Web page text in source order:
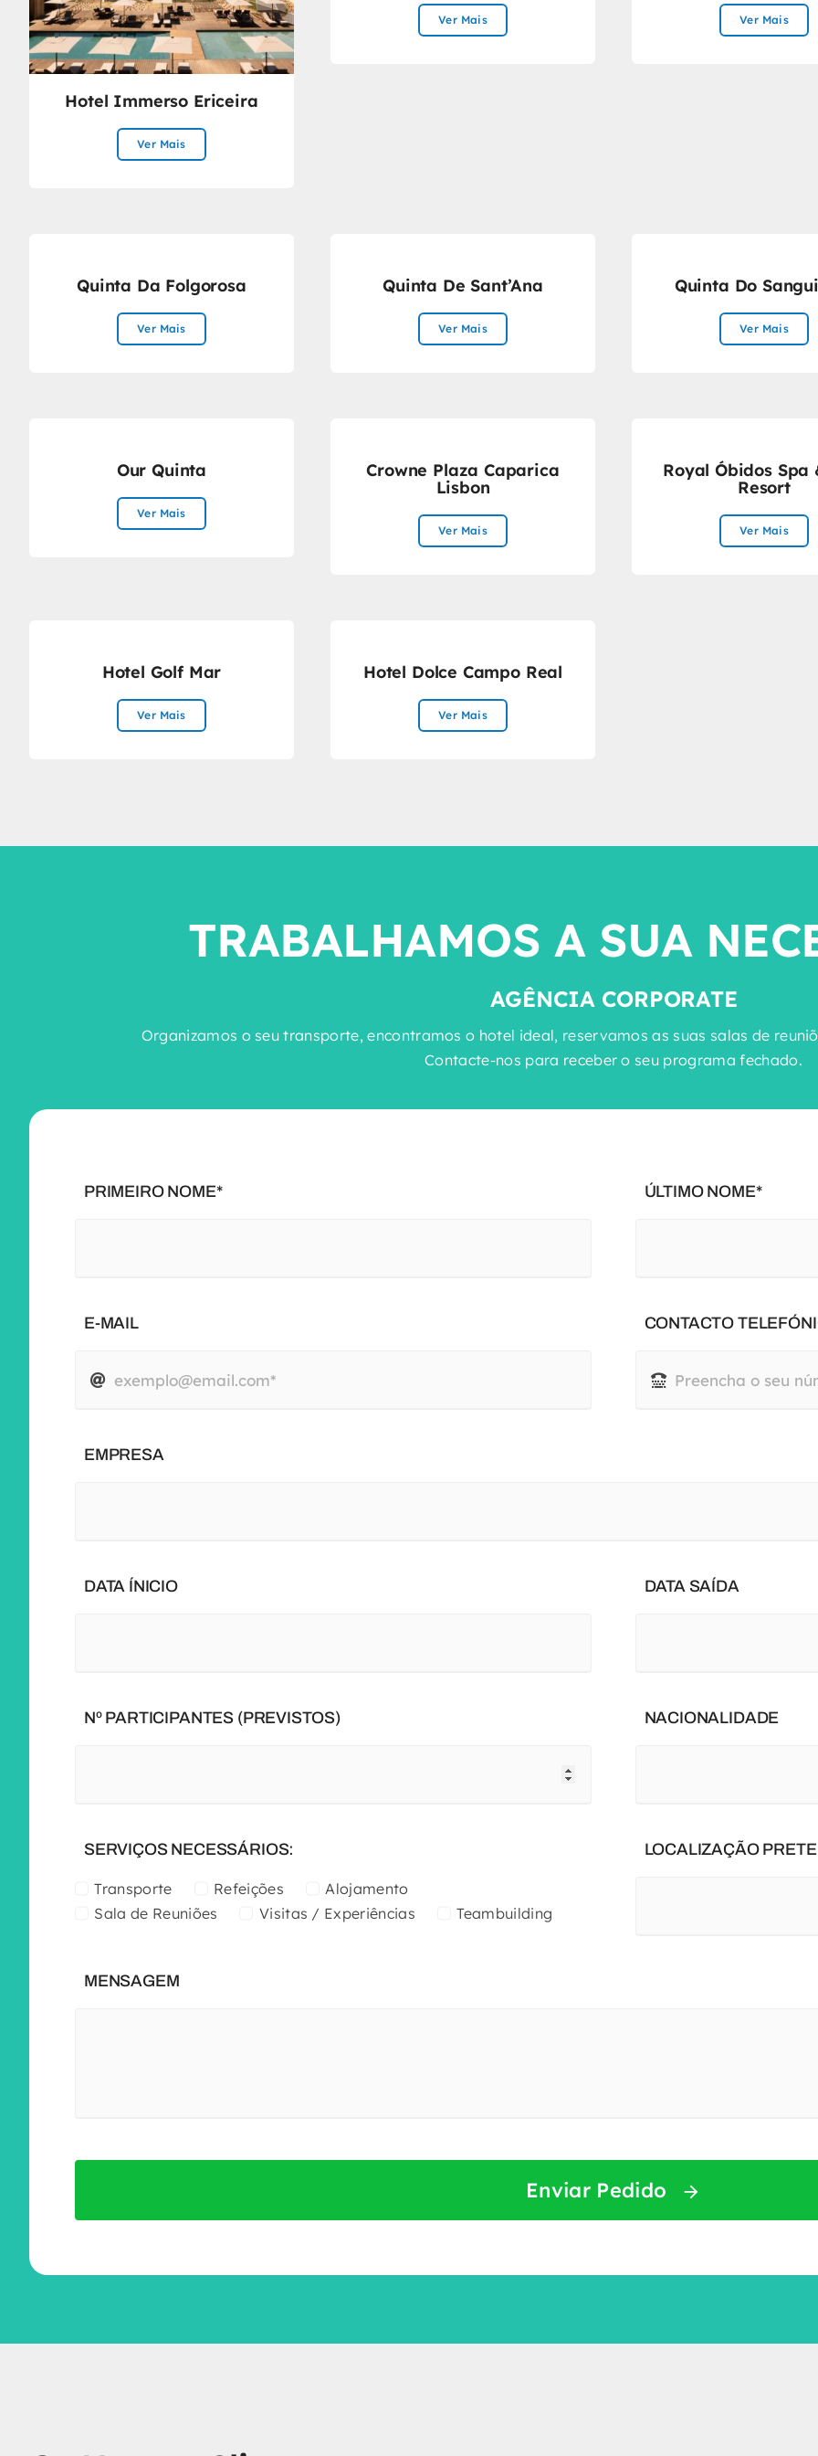
Hotel Immerso Ericeira
Ver Mais
Ver Mais Ver Mais
Quinta Da Folgorosa
Ver Mais
Quinta De Sant’Ana
Ver Mais
Quinta Do
Ver Mais
Our Quinta
Ver Mais
Crowne Plaza Caparica
Lisbon
Ver Mais
Royal Óbidos Spa
Resort
Ver Mais
Hotel Golf Mar
Ver Mais
Hotel Dolce Campo Real
Ver Mais
TRABALHAMOS A SUA
AGÊNCIA CORPORATE
Organizamos o seu transporte, encontramos o hotel ideal, reservamos as suas salas de
Contacte-nos para receber o seu programa fechado.
PRIMEIRO NOME* ÚLTIMO NOME*
E-MAIL CONTACTO
EMPRESA
DATA ÍNICIO DATA SAÍDA
Nº PARTICIPANTES (PREVISTOS) NACIONALIDADE
SERVIÇOS NECESSÁRIOS:
Transporte Refeições
Alojamento
Sala de Reuniões
Visitas / Experiências Teambuilding
LOCALIZAÇÃO
MENSAGEM
Enviar Pedido